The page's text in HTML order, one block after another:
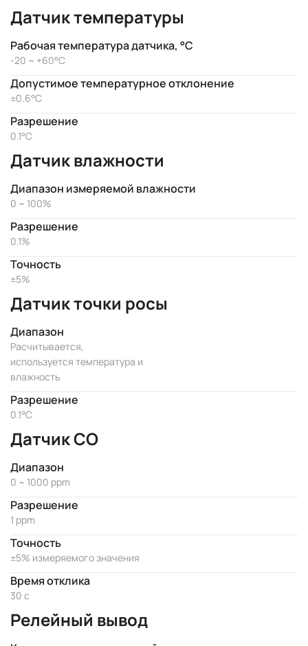
Датчик температуры
Рабочая температура датчика, °C
-20 ~ +60°C
Допустимое температурное отклонение
±0.6°C
Разрешение
0.1°C
Датчик влажности
Диапазон измеряемой влажности
0 ~ 100%
Разрешение
0.1%
Точность
±5%
Датчик точки росы
Диапазон
Расчитывается,
используется температура и
влажность
Разрешение
0.1°C
Датчик CO
Диапазон
0 ~ 1000 ppm
Разрешение
1 ppm
Точность
±5% измеряемого значения
Время отклика
30 с
Релейный вывод